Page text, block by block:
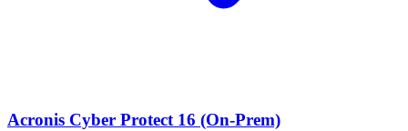
Acronis Cyber Protect 16 (On-Prem)